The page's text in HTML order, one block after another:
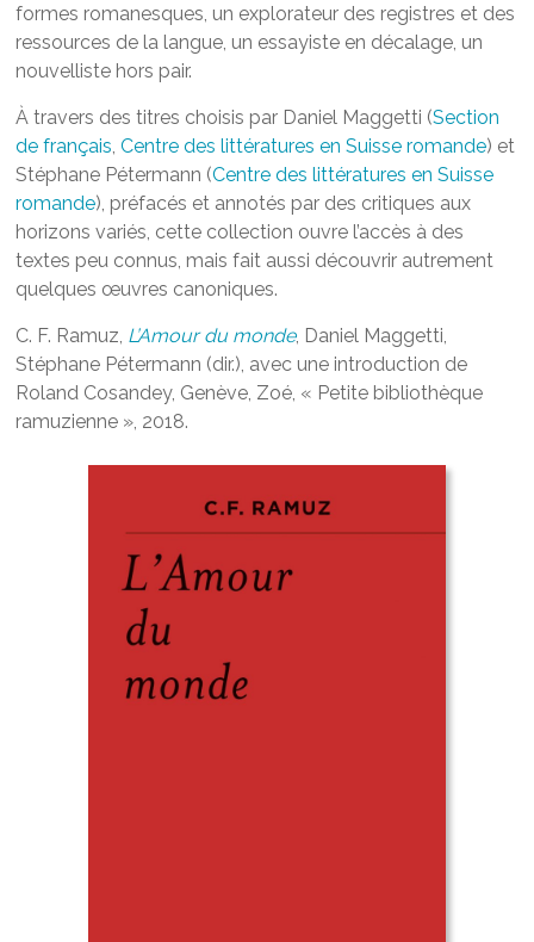
formes romanesques, un explorateur des registres et des
ressources de la langue, un essayiste en décalage, un
nouvelliste hors pair.
À travers des titres choisis par Daniel Maggetti (Section
de français,Centre des littératures en Suisse romande) et
Stéphane Pétermann (Centre des littératures en Suisse
romande), préfacés et annotés par des critiques aux
horizons variés, cette collection ouvre l’accès à des
textes peu connus, mais fait aussi découvrir autrement
quelques œuvres canoniques.
C. F. Ramuz, L’Amour du monde, Daniel Maggetti,
Stéphane Pétermann (dir.), avec une introduction de
Roland Cosandey, Genève, Zoé, « Petite bibliothèque
ramuzienne », 2018.